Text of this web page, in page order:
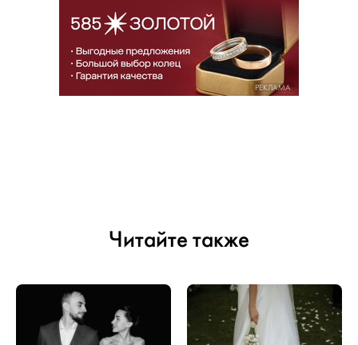
РЕКЛАМА
Читайте также